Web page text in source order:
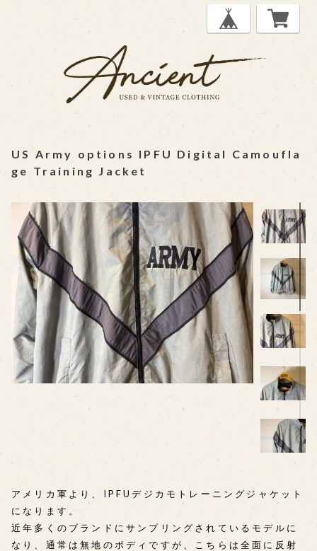
US Army options IPFU Digital Camoufla
ge Training Jacket
アメリカ軍より、IPFUデジカモトレーニングジャケット
になります。
近年多くのブランドにサンプリングされているモデルに
なり、通常は無地のボディですが、こちらは全面に反射